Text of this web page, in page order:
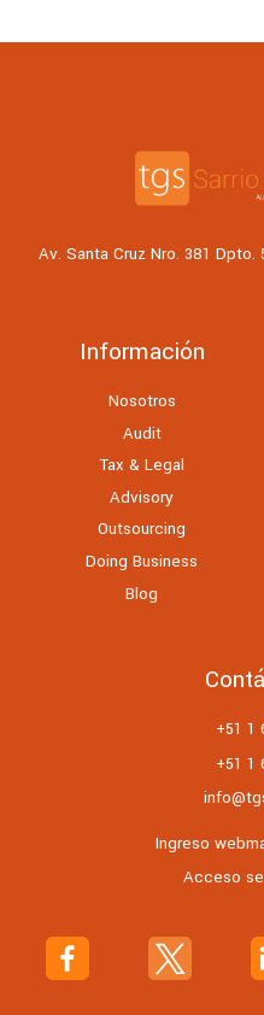
Av. Santa Cruz Nro. 381
Información
Nosotros
Audit
Tax & Legal
Advisory
Outsourcing
Doing Business
Blog
+51 1
+51 1
Ingreso
Acceso